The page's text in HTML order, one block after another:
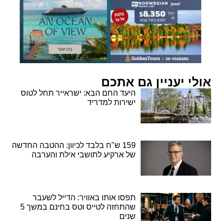
אולי יעניין גם אתכם
היעד החם הבא: ישראייר תחל לטוס
ישירות למדריד
159 ש"ח בלבד לכיוון: ההטבה החדשה
של ארקיע לתושבי אילת והערבה
תפסו אותו באוויר: הדייל לשעבר
שהתחזה לטייס וטס בחינם במשך 5
שנים